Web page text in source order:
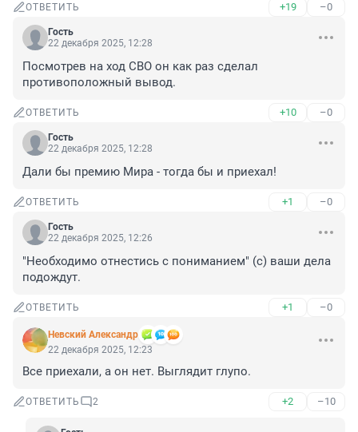
ОТВЕТИТЬ +19 –0
Гость
22 декабря 2025, 12:28
Посмотрев на ход СВО он как раз сделал
противоположный вывод.
ОТВЕТИТЬ +10 –0
Гость
22 декабря 2025, 12:28
Дали бы премию Мира - тогда бы и приехал!
ОТВЕТИТЬ +1 –0
Гость
22 декабря 2025, 12:26
"Необходимо отнестись с пониманием" (с) ваши дела
подождут.
ОТВЕТИТЬ +1 –0
Невский Александр
22 декабря 2025, 12:23
Все приехали, а он нет. Выглядит глупо.
ОТВЕТИТЬ 2 +2 –10